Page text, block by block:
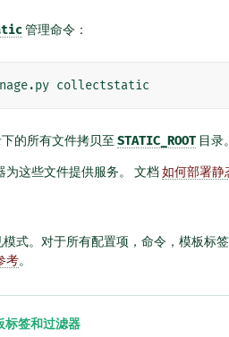
管理命令：
的所有文件拷贝至 STATIC_ROOT 目录。
为这些文件提供服务。 文档 如何部署静
式。对于所有配置项，命令，模板标
考。
标签和过滤器